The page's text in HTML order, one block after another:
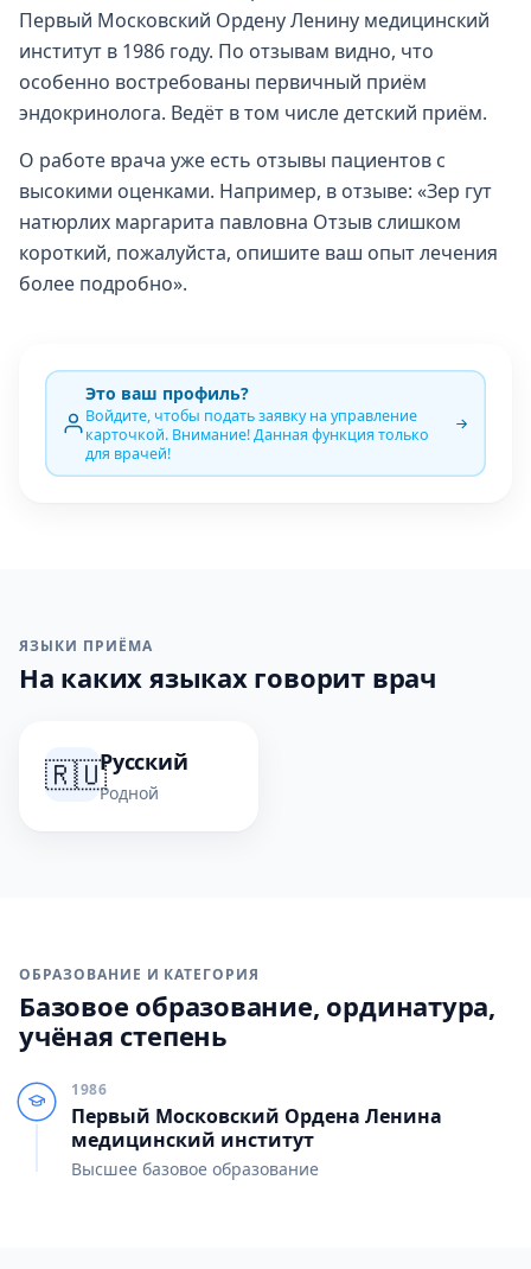
Первый Московский Ордену Ленину медицинский
институт в 1986 году. По отзывам видно, что
особенно востребованы первичный приём
эндокринолога. Ведёт в том числе детский приём.
О работе врача уже есть отзывы пациентов с
высокими оценками. Например, в отзыве: «Зер гут
натюрлих маргарита павловна Отзыв слишком
короткий, пожалуйста, опишите ваш опыт лечения
более подробно».
Это ваш профиль?
Войдите, чтобы подать заявку на управление
карточкой. Внимание! Данная функция только
для врачей!
ЯЗЫКИ ПРИЁМА
На каких языках говорит врач
🇷🇺Русский
Родной
ОБРАЗОВАНИЕ И КАТЕГОРИЯ
Базовое образование, ординатура,
учёная степень
1986
Первый Московский Ордена Ленина
медицинский институт
Высшее базовое образование